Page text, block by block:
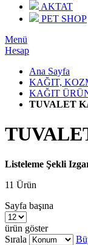
AKTAT
PET SHOP
Menü
Hesap
Ana Sayfa
KAĞIT,
KAĞIT
TUVALET
Listeleme Şekli
11 Ürün
Sayfa başına
ürün göster
Sırala